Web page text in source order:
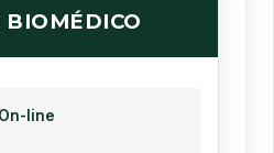
BIOMÉDICO
line